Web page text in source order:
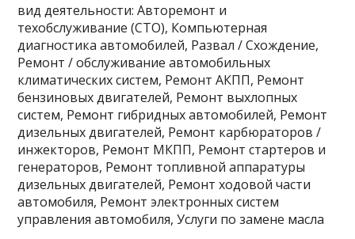
вид деятельности: Авторемонт и
техобслуживание (СТО), Компьютерная
диагностика автомобилей, Развал / Схождение,
Ремонт / обслуживание автомобильных
климатических систем, Ремонт АКПП, Ремонт
бензиновых двигателей, Ремонт выхлопных
систем, Ремонт гибридных автомобилей, Ремонт
дизельных двигателей, Ремонт карбюраторов /
инжекторов, Ремонт МКПП, Ремонт стартеров и
генераторов, Ремонт топливной аппаратуры
дизельных двигателей, Ремонт ходовой части
автомобиля, Ремонт электронных систем
управления автомобиля, Услуги по замене масла